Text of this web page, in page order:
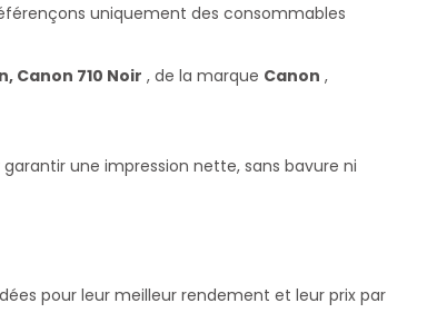
uniquement des consommables
Canon 710 Noir , de la marque Canon ,
une impression nette, sans bavure ni
pour leur meilleur rendement et leur prix par